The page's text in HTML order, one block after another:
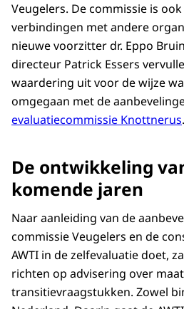
Veugelers. De commissie is
verbindingen met andere
nieuwe voorzitter dr. Eppo
directeur Patrick Essers
waardering uit voor de wijze
omgegaan met de
evaluatiecommissie Knottnerus.
De ontwikkeling
komende jaren
Naar aanleiding van de
commissie Veugelers en de
AWTI in de zelfevaluatie doet,
richten op advisering over
transitievraagstukken. Zowel